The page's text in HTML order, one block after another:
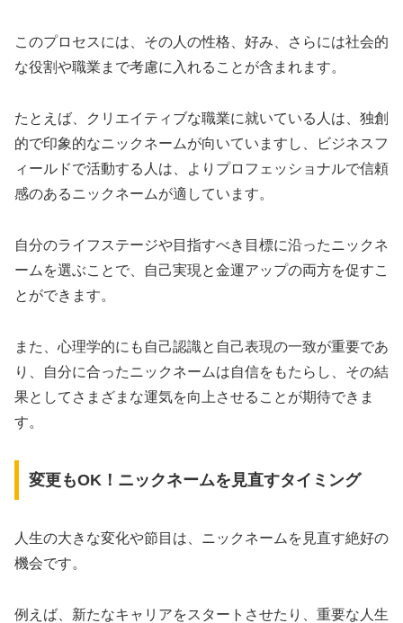
このプロセスには、その人の性格、好み、さらには社会的
な役割や職業まで考慮に入れることが含まれます。
たとえば、クリエイティブな職業に就いている人は、独創
的で印象的なニックネームが向いていますし、ビジネスフ
ィールドで活動する人は、よりプロフェッショナルで信頼
感のあるニックネームが適しています。
自分のライフステージや目指すべき目標に沿ったニックネ
ームを選ぶことで、自己実現と金運アップの両方を促すこ
とができます。
また、心理学的にも自己認識と自己表現の一致が重要であ
り、自分に合ったニックネームは自信をもたらし、その結
果としてさまざまな運気を向上させることが期待できま
す。
変更もOK！ニックネームを見直すタイミング
人生の大きな変化や節目は、ニックネームを見直す絶好の
機会です。
例えば、新たなキャリアをスタートさせたり、重要な人生